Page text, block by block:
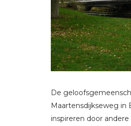
De
Maartensdijkseweg in
inspireren door